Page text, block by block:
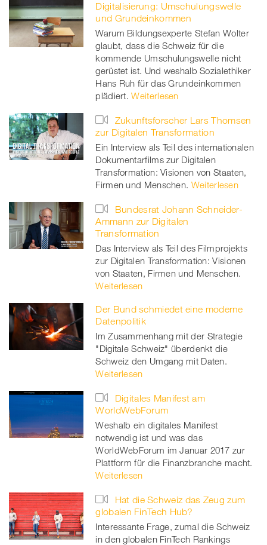
Digitalisierung: Umschulungswelle
und Grundeinkommen
Warum Bildungsexperte Stefan Wolter
glaubt, dass die Schweiz für die
kommende Umschulungswelle nicht
gerüstet ist. Und weshalb Sozialethiker
Hans Ruh für das Grundeinkommen
plädiert. Weiterlesen
Zukunftsforscher Lars Thomsen
zur Digitalen Transformation
Ein Interview als Teil des internationalen
Dokumentarfilms zur Digitalen
Transformation: Visionen von Staaten,
Firmen und Menschen. Weiterlesen
Bundesrat Johann Schneider-
Ammann zur Digitalen
Transformation
Das Interview als Teil des Filmprojekts
zur Digitalen Transformation: Visionen
von Staaten, Firmen und Menschen.
Weiterlesen
Der Bund schmiedet eine moderne
Datenpolitik
Im Zusammenhang mit der Strategie
"Digitale Schweiz" überdenkt die
Schweiz den Umgang mit Daten.
Weiterlesen
Digitales Manifest am
WorldWebForum
Weshalb ein digitales Manifest
notwendig ist und was das
WorldWebForum im Januar 2017 zur
Plattform für die Finanzbranche macht.
Weiterlesen
Hat die Schweiz das Zeug zum
globalen FinTech Hub?
Interessante Frage, zumal die Schweiz
in den globalen FinTech Rankings